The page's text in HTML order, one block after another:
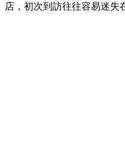
店，初次到訪往往容易迷失